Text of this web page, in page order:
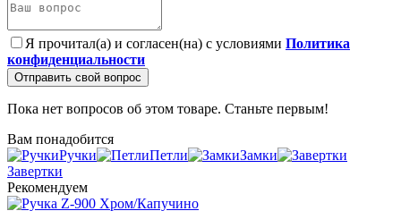
Я прочитал(а) и согласен(на) с условиями Политика
конфиденциальности
Отправить свой вопрос
Пока нет вопросов об этом товаре. Станьте первым!
Вам понадобится
Ручки
Петли
Замки
Завертки
Рекомендуем